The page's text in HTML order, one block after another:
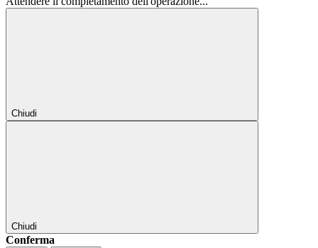
Chiudi
Chiudi
Conferma